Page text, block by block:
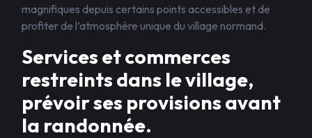
magnifiques depuis certains points accessibles et de
profiter de l’atmosphère unique du village normand.
Services et commerces
restreints dans le village,
prévoir ses provisions avant
la randonnée.